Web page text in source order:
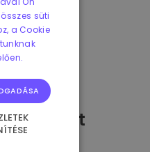
miután
-t
süti
a Cookie